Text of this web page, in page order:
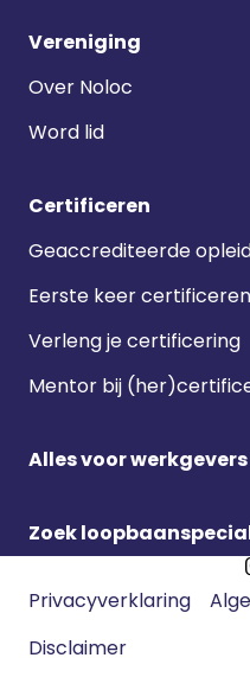
Vereniging
Over Noloc
Word lid
Certificeren
Geaccrediteerde
Eerste keer certificeren
Verleng je certificering
Mentor bij
Alles voor werkgevers
Zoek
Footer
navigatie
Privacyverklaring
Disclaimer